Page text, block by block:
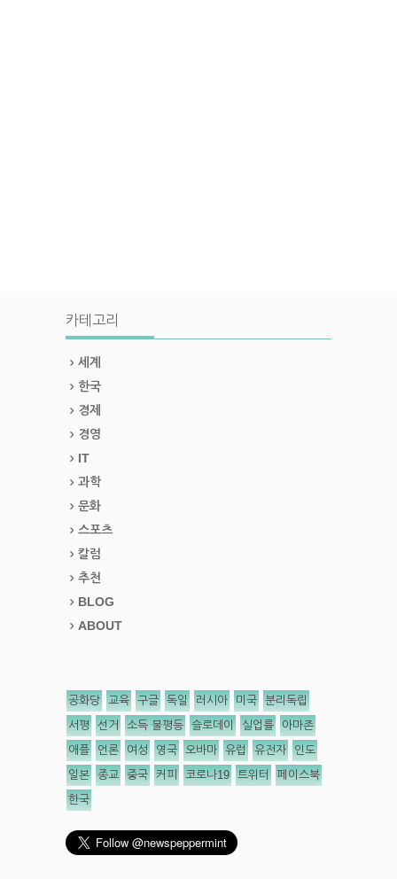
카테고리
세계
한국
경제
경영
IT
과학
문화
스포츠
칼럼
추천
BLOG
ABOUT
공화당 교육 구글 독일 러시아 미국 분리독립
서평 선거 소득 불평등 슬로데이 실업률 아마존
애플 언론 여성 영국 오바마 유럽 유전자 인도
일본 종교 중국 커피 코로나19 트위터 페이스북
한국